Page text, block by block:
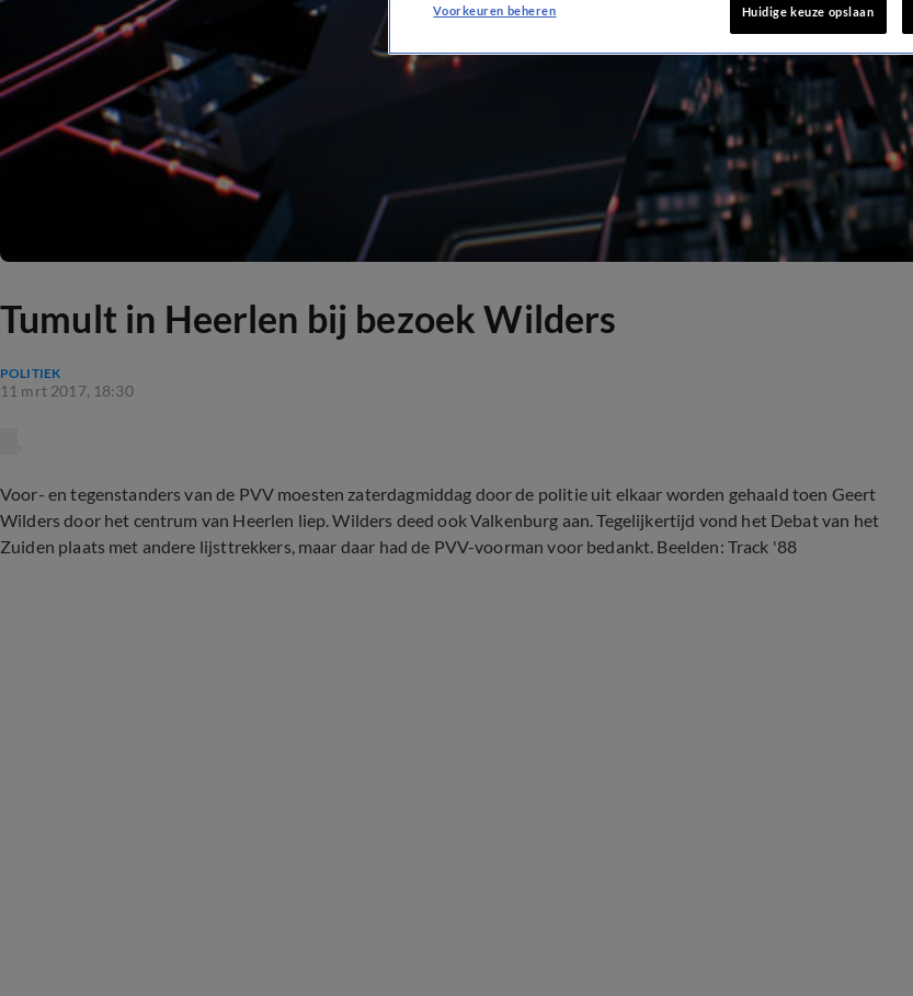
Tumult in Heerlen bij bezoek Wilders
POLITIEK
11 mrt 2017, 18:30
Voor- en tegenstanders van de PVV moesten zaterdagmiddag door de politie uit elkaar worden gehaald toen Geert
Wilders door het centrum van Heerlen liep. Wilders deed ook Valkenburg aan. Tegelijkertijd vond het Debat van het
Zuiden plaats met andere lijsttrekkers, maar daar had de PVV-voorman voor bedankt. Beelden: Track '88
Voorkeuren beheren Huidige keuze opslaan